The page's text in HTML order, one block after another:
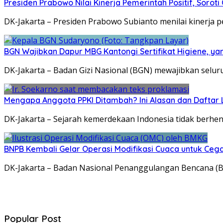
Presiden Prabowo Nilai Kinerja Pemerintah Positif,
DK-Jakarta – Presiden Prabowo Subianto menilai
BGN Wajibkan Dapur MBG Kantongi Sertifikat Higiene,
DK-Jakarta – Badan Gizi Nasional (BGN) mewajibkan
Mengapa Anggota PPKI Ditambah? Ini Alasan dan
DK-Jakarta – Sejarah kemerdekaan Indonesia tidak
BNPB Kembali Gelar Operasi Modifikasi Cuaca untuk
DK-Jakarta – Badan Nasional Penanggulangan Bencana
Popular Post